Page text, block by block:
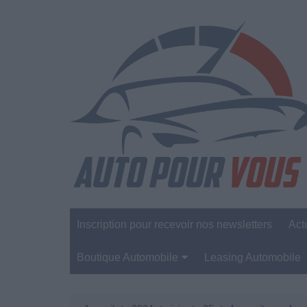
Inscription pour recevoir nos newsletters
Boutique Automobile Leasing Automobile